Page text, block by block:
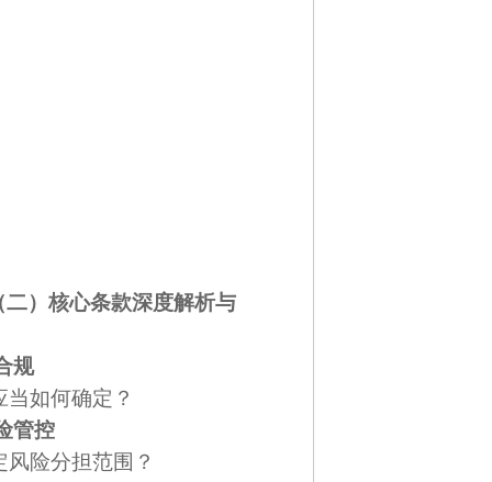
）核心条款深度解析与
规
如何确定？
管控
险分担范围？